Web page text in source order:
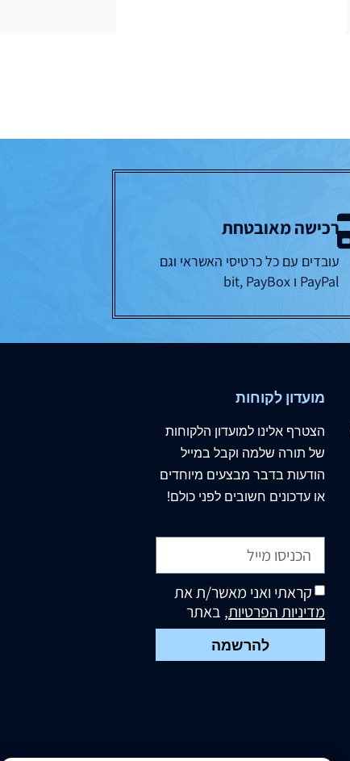
רכישה מאובטחת
עובדים עם כל כרטיסי האשראי וגם
PayPal ו bit, PayBox
מועדון לקוחות
הצטרף אלינו למועדון הלקוחות
של תורה שלמה וקבל במייל
הודעות בדבר מבצעים מיוחדים
או עדכונים חשובים לפני כולם!
קראתי ואני מאשר/ת את
מדיניות הפרטיות, באתר
להרשמה